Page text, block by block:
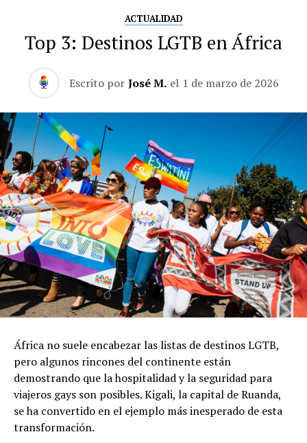
ACTUALIDAD
Top 3: Destinos LGTB en África
Escrito por José M. el 1 de marzo de 2026
África no suele encabezar las listas de destinos LGTB,
pero algunos rincones del continente están
demostrando que la hospitalidad y la seguridad para
viajeros gays son posibles. Kigali, la capital de Ruanda,
se ha convertido en el ejemplo más inesperado de esta
transformación.